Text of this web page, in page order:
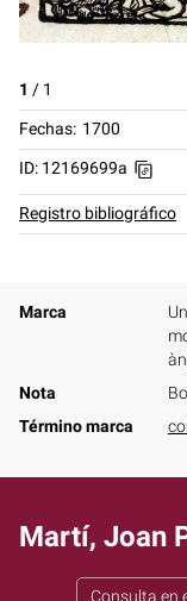
1 / 1
Fechas 1700
ID: 12169699a
Registro bibliográfico
Marca
Nota
Término marca
Martí, Joan
Consulta en